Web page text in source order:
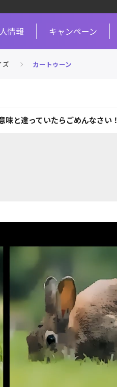
情報 キャンペーン
ズ カートゥーン
味と違っていたらごめんなさい！